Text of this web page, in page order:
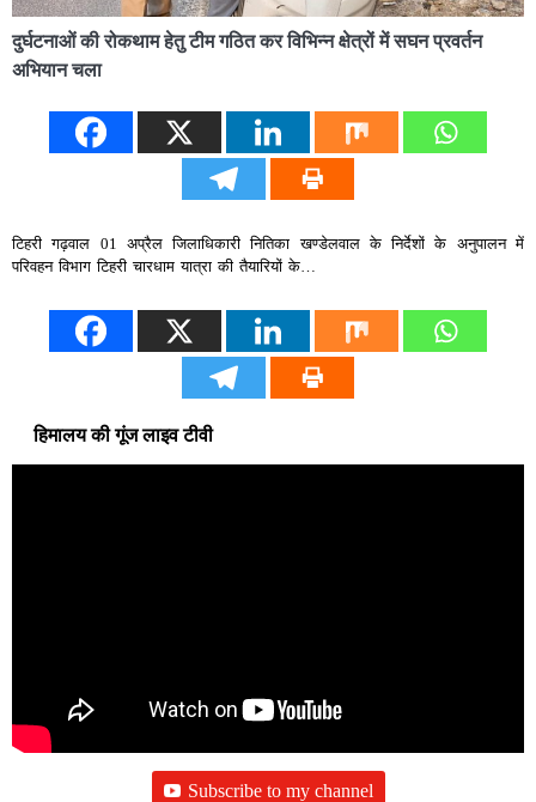
दुर्घटनाओं की रोकथाम हेतु टीम गठित कर विभिन्न क्षेत्रों में सघन प्रवर्तन
अभियान चला
टिहरी गढ़वाल 01 अप्रैल जिलाधिकारी नितिका खण्डेलवाल के निर्देशों के अनुपालन में
परिवहन विभाग टिहरी चारधाम यात्रा की तैयारियों के…
हिमालय की गूंज लाइव टीवी
Subscribe to my channel